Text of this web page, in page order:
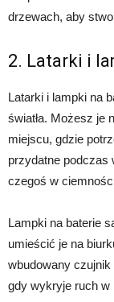
drzewach, aby
2. Latarki i
Latarki i lampki na
światła. Możesz je
miejscu, gdzie
przydatne podczas
czegoś w
Lampki na baterie
umieścić je na
wbudowany czujnik
gdy wykryje ruch w